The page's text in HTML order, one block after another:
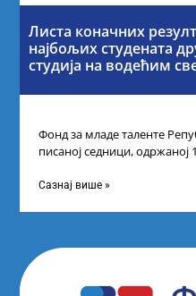
Листа коначних
најбољих студената
студија на водећим
Фонд за младе таленте
писаној седници, одржаној
Сазнај више »